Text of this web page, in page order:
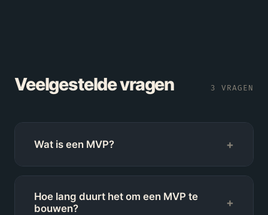
Veelgestelde vragen 3 VRAGEN
Wat is een MVP? +
Hoe lang duurt het om een MVP te
bouwen?
+